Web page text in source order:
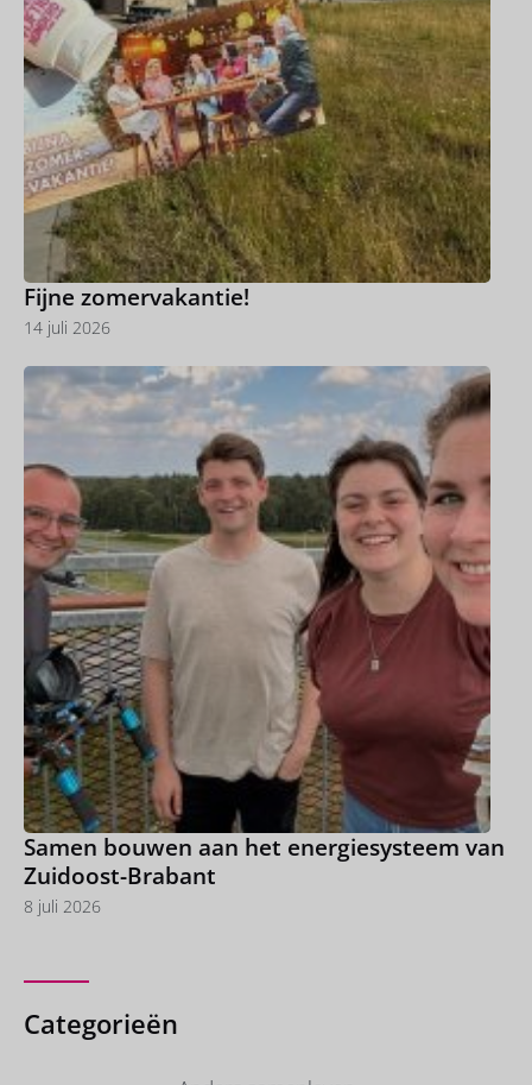
Fijne zomervakantie!
14 juli 2026
Samen bouwen aan het energiesysteem van
Zuidoost-Brabant
8 juli 2026
Categorieën